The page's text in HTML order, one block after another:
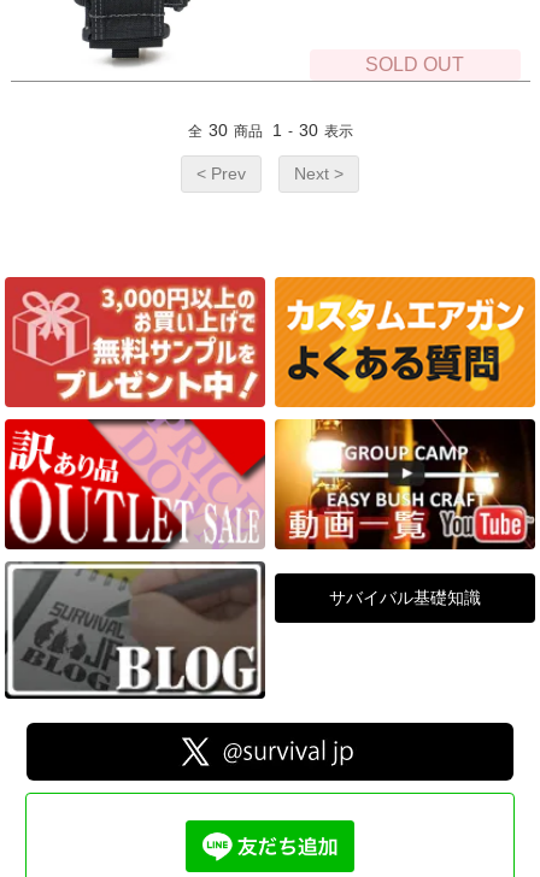
SOLD OUT
全 30 商品 1 - 30 表示
< Prev Next >
サバイバル基礎知識